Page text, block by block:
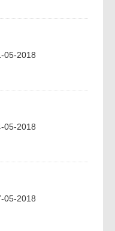
05-2018
05-2018
05-2018